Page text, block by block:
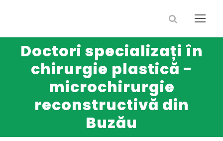
Doctori specializați în
chirurgie plastică -
microchirurgie
reconstructivă din
Buzău